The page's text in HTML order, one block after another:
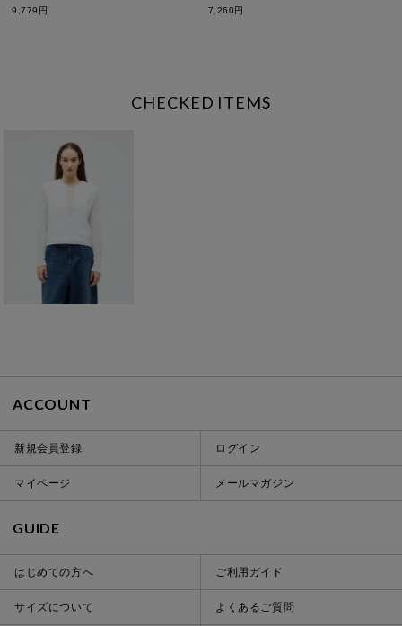
9,779円 7,260円
CHECKED ITEMS
ACCOUNT
新規会員登録 ログイン
マイページ メールマガジン
GUIDE
はじめての方へ ご利用ガイド
サイズについて よくあるご質問